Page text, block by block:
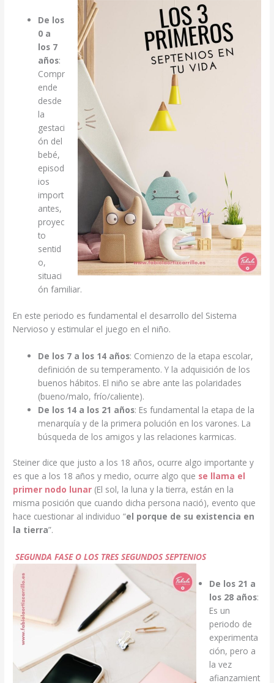
De los
0 a
los 7
años:
Compr
ende
desde
la
gestaci
ón del
bebé,
episod
ios
import
antes,
proyec
to
sentid
o,
situaci
ón familiar.
En este periodo es fundamental el desarrollo del Sistema
Nervioso y estimular el juego en el niño.
De los 7 a los 14 años: Comienzo de la etapa escolar,
definición de su temperamento. Y la adquisición de los
buenos hábitos. El niño se abre ante las polaridades
(bueno/malo, frío/caliente).
De los 14 a los 21 años: Es fundamental la etapa de la
menarquía y de la primera polución en los varones. La
búsqueda de los amigos y las relaciones karmicas.
Steiner dice que justo a los 18 años, ocurre algo importante y
es que a los 18 años y medio, ocurre algo que se llama el
primer nodo lunar (El sol, la luna y la tierra, están en la
misma posición que cuando dicha persona nació), evento que
hace cuestionar al individuo “el porque de su existencia en
la tierra”.
SEGUNDA FASE O LOS TRES SEGUNDOS SEPTENIOS
De los 21 a
los 28 años:
Es un
periodo de
experimenta
ción, pero a
la vez
afianzamient